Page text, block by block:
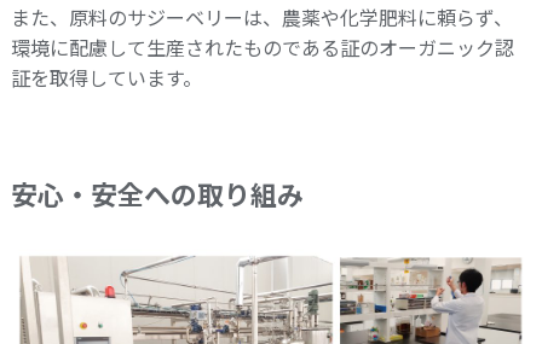
また、原料のサジーベリーは、農薬や化学肥料に頼らず、
環境に配慮して生産されたものである証のオーガニック認
証を取得しています。
安心・安全への取り組み